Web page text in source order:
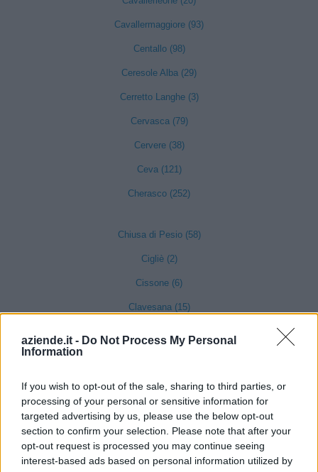
aziende.it - Do Not Process My Personal
Information
If you wish to opt-out of the sale, sharing to third parties, or
processing of your personal or sensitive information for
targeted advertising by us, please use the below opt-out
section to confirm your selection. Please note that after your
opt-out request is processed you may continue seeing
interest-based ads based on personal information utilized by
Cavallermaggiore (93)
Centallo (98)
Ceresole Alba (29)
Cerretto Langhe (3)
Cervasca (79)
Cervere (38)
Ceva (121)
Cherasco (252)
Chiusa di Pesio (58)
Cigliè (2)
Cissone (6)
Clavesana (15)
Costigliole Saluzzo (53)
Cravanzana (12)
Crissolo (2)